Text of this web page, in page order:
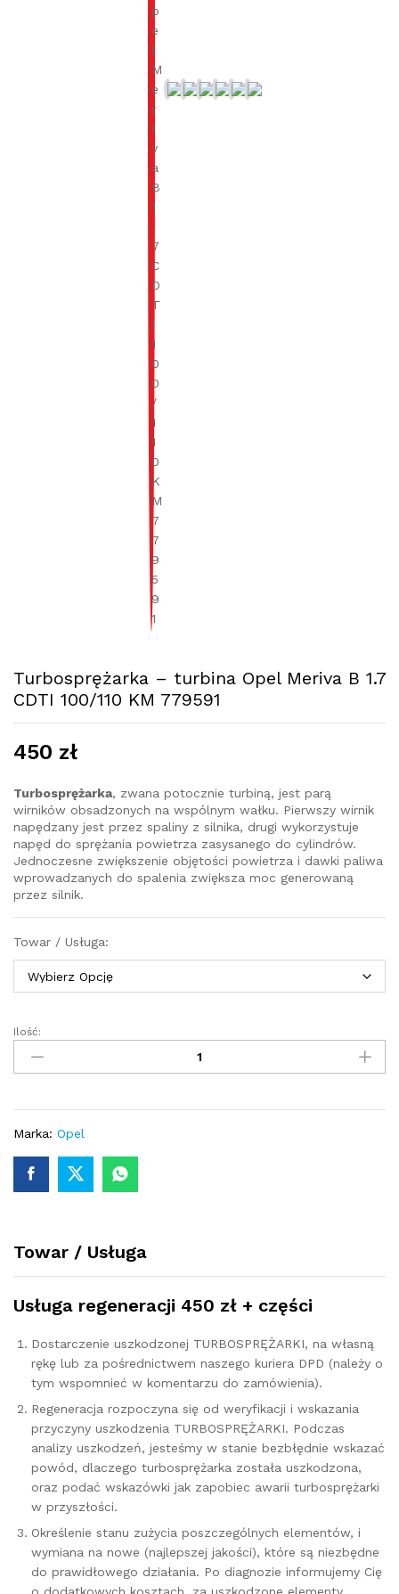
Turbosprężarka – turbina Opel Meriva B 1.7
CDTI 100/110 KM 779591
450 zł
Turbosprężarka, zwana potocznie turbiną, jest parą
wirników obsadzonych na wspólnym wałku. Pierwszy wirnik
napędzany jest przez spaliny z silnika, drugi wykorzystuje
napęd do sprężania powietrza zasysanego do cylindrów.
Jednoczesne zwiększenie objętości powietrza i dawki paliwa
wprowadzanych do spalenia zwiększa moc generowaną
przez silnik.
Towar / Usługa:
Turbosprężarka
turbina
Meriva
B
CDTI
100/110
quantity
Ilość:
Marka: Opel
Towar / Usługa
Usługa regeneracji 450 zł + części
Dostarczenie uszkodzonej TURBOSPRĘŻARKI, na własną
rękę lub za pośrednictwem naszego kuriera DPD (należy o
tym wspomnieć w komentarzu do zamówienia).
Regeneracja rozpoczyna się od weryfikacji i wskazania
przyczyny uszkodzenia TURBOSPRĘŻARKI. Podczas
analizy uszkodzeń, jesteśmy w stanie bezbłędnie wskazać
powód, dlaczego turbosprężarka została uszkodzona,
oraz podać wskazówki jak zapobiec awarii turbosprężarki
w przyszłości.
Określenie stanu zużycia poszczególnych elementów, i
wymiana na nowe (najlepszej jakości), które są niezbędne
do prawidłowego działania. Po diagnozie informujemy Cię
o dodatkowych kosztach, za uszkodzone elementy.